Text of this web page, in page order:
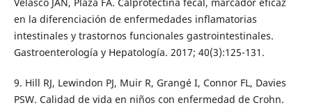
en la diferenciación de enfermedades inflamatorias
intestinales y trastornos funcionales gastrointestinales.
Gastroenterología y Hepatología. 2017; 40(3):125-131.
9. Hill RJ, Lewindon PJ, Muir R, Grangé I, Connor FL, Davies
PSW. Calidad de vida en niños con enfermedad de Crohn.